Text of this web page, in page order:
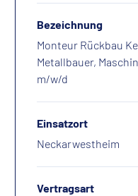
Bezeichnung
Monteur Rückbau
Metallbauer,
m/w/d
Einsatzort
Neckarwestheim
Vertragsart